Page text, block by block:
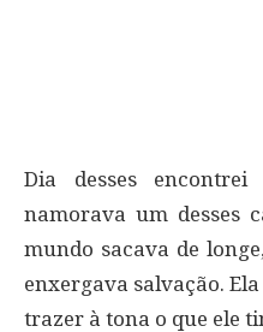
Dia desses
namorava um desses
mundo sacava de
enxergava salvação.
trazer à tona o que ele